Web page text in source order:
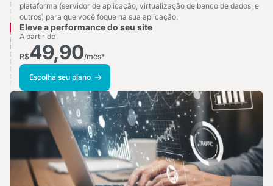
plataforma (servidor de aplicação, virtualização de banco de dados, e
outros) para que você foque na sua aplicação.
Eleve a performance do seu site
A partir de
R$49,90/mês*
Escolha seu plano